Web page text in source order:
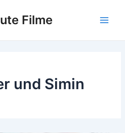
Filme
und Simin